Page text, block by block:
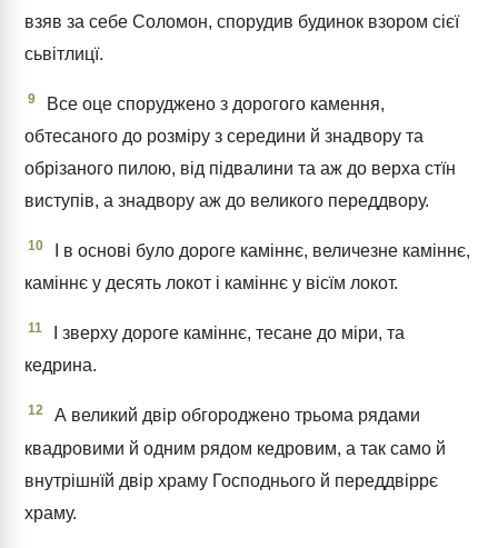
взяв за себе Соломон, спорудив будинок взором сієї
сьвітлицї.
9
Все оце споруджено з дорогого камення,
обтесаного до розміру з середини й знадвору та
обрізаного пилою, від підвалини та аж до верха стїн
виступів, а знадвору аж до великого переддвору.
10
І в основі було дороге каміннє, величезне каміннє,
каміннє у десять локот і каміннє у вісїм локот.
11
І зверху дороге каміннє, тесане до міри, та
кедрина.
12
А великий двір обгороджено трьома рядами
квадровими й одним рядом кедровим, а так само й
внутрішнїй двір храму Господнього й переддвіррє
храму.